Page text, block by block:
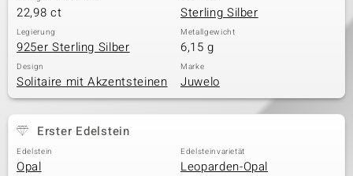
22,98 ct Sterling Silber
Legierung
925er Sterling Silber
Metallgewicht
6,15 g
Design
Solitaire mit Akzentsteinen
Marke
Juwelo
Erster Edelstein
Edelstein
Opal
Edelsteinvarietät
Leoparden-Opal